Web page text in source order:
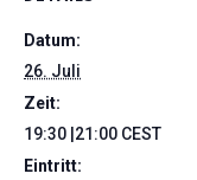
Datum:
26. Juli
Zeit:
19:30 |21:00 CEST
Eintritt: